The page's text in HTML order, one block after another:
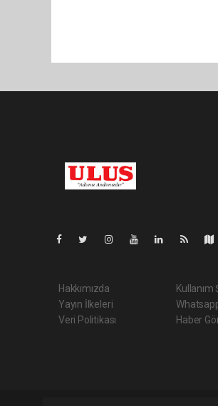
Hakkımızda
Yayın İlkeleri
Veri Politikası
Kullanım
Haber